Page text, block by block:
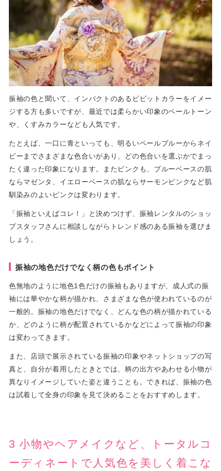
振袖の色と聞いて、インパクトのあるビビットカラーをイメー
ジする方も多いですが、最近では柔らかい印象のペールトーン
や、くすみカラーなども人気です。
たとえば、一口に青といっても、明るいペールブルーからネイ
ビーまでさまざまな色合いがあり、どの色合いを選ぶかでまっ
たく違った印象になります。またピンクも、ブルーベースの肌
ならマゼンタ、イエローベースの肌ならサーモンピンクなど肌
馴染みのよいピンクは変わります。
「振袖といえばコレ！」と決めつけず、振袖レンタルのショッ
プスタッフさんに相談しながらトレンド感のある振袖を選びま
しょう。
振袖の地色だけでなく柄の色もポイント
色無地のように地色1色だけの振袖もありますが、成人式の振
袖には華やかな柄が描かれ、さまざまな色が使われているのが
一般的。振袖の地色だけでなく、どんな色の柄が描かれている
か、どのように柄が配置されているかなどによって振袖の印象
は変わってきます。
また、店頭で展示されている振袖の印象やネットショップの写
真と、自分が着用したときとでは、柄の出方やあわせる小物が
異なりイメージしていた姿と違うことも。できれば、振袖の色
は試着して全身の印象を見て決めることをおすすめします。
3 小物やヘアメイクなど、トータルコ
ーディネートで人気色を美しく着こな